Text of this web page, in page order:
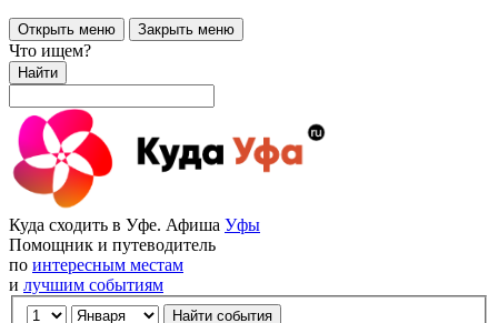
Открыть меню Закрыть меню
Что ищем?
Найти
Куда сходить в Уфе. Афиша Уфы
Помощник и путеводитель
по интересным местам
и лучшим событиям